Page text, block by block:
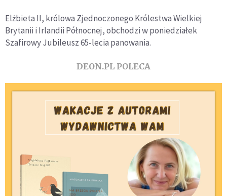
Elżbieta II, królowa Zjednoczonego Królestwa Wielkiej
Brytanii i Irlandii Północnej, obchodzi w poniedziałek
Szafirowy Jubileusz 65-lecia panowania.
DEON.PL POLECA